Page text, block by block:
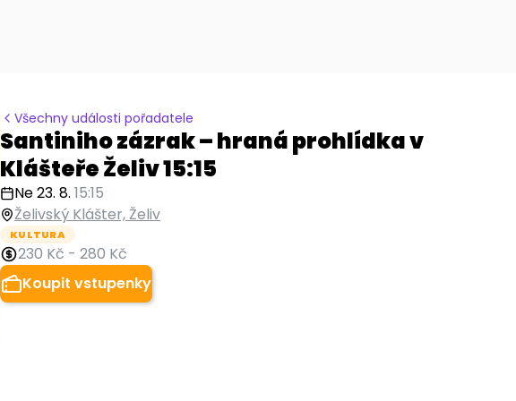
Všechny události pořadatele
Santiniho zázrak – hraná prohlídka v
Klášteře Želiv 15:15
Ne 23. 8. 15:15
Želivský Klášter, Želiv
KULTURA
230 Kč - 280 Kč
Koupit vstupenky